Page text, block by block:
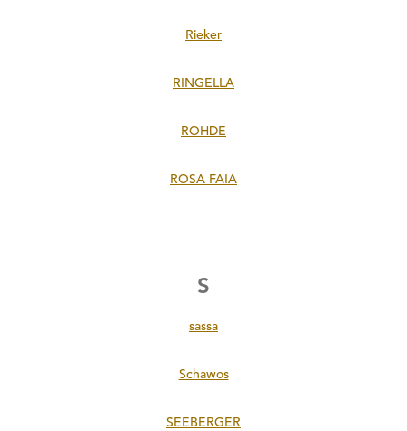
Rieker
RINGELLA
ROHDE
ROSA FAIA
S
sassa
Schawos
SEEBERGER